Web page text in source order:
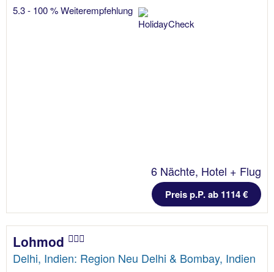
5.3 - 100 % Weiterempfehlung
6 Nächte, Hotel + Flug
Preis p.P. ab 1114 €
Lohmod
Delhi, Indien: Region Neu Delhi & Bombay, Indien